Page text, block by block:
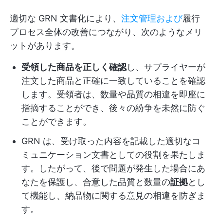
適切な GRN 文書化により、 注文管理および履行
プロセス全体の改善につながり、次のようなメリ
ットがあります。
受領した商品を正しく確認し、サプライヤーが
注文した商品と正確に一致していることを確認
します。受領者は、数量や品質の相違を即座に
指摘することができ、後々の紛争を未然に防ぐ
ことができます。
GRN は、受け取った内容を記載した適切なコ
ミュニケーション文書としての役割を果たしま
す。したがって、後で問題が発生した場合にあ
なたを保護し、合意した品質と数量の証拠とし
て機能し、納品物に関する意見の相違を防ぎま
す。